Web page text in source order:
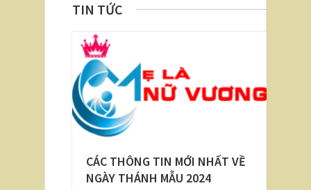
TIN TỨC
CÁC THÔNG TIN MỚI NHẤT VỀ
NGÀY THÁNH MẪU 2024